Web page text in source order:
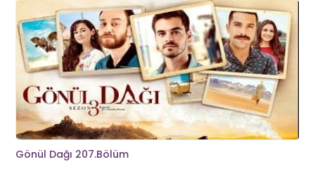
Gönül Dağı 207.Bölüm